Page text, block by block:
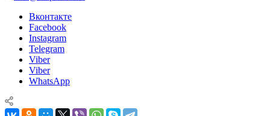
Вконтакте
Facebook
Instagram
Telegram
Viber
Viber
WhatsApp